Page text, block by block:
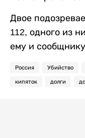
Двое
112, одного из
ему и
Россия Убийство
кипяток долги